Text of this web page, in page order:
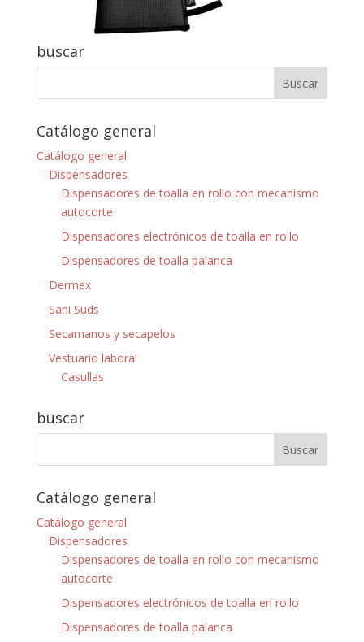
buscar
Catálogo general
Catálogo general
Dispensadores
Dispensadores de toalla en rollo con mecanismo
autocorte
Dispensadores electrónicos de toalla en rollo
Dispensadores de toalla palanca
Dermex
Sani Suds
Secamanos y secapelos
Vestuario laboral
Casullas
buscar
Catálogo general
Catálogo general
Dispensadores
Dispensadores de toalla en rollo con mecanismo
autocorte
Dispensadores electrónicos de toalla en rollo
Dispensadores de toalla palanca